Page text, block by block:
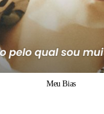
Meu Bias